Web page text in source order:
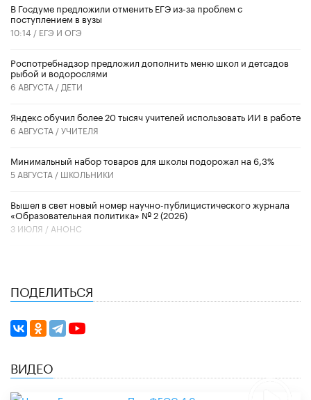
В Госдуме предложили отменить ЕГЭ из-за проблем с
поступлением в вузы
10:14 / ЕГЭ И ОГЭ
Роспотребнадзор предложил дополнить меню школ и детсадов
рыбой и водорослями
6 АВГУСТА / ДЕТИ
​Яндекс обучил более 20 тысяч учителей использовать ИИ в работе
6 АВГУСТА /УЧИТЕЛЯ
Минимальный набор товаров для школы подорожал на 6,3%
5 АВГУСТА / ШКОЛЬНИКИ
Вышел в свет новый номер научно-публицистического журнала
«Образовательная политика» № 2 (2026)
3 ИЮЛЯ / АНОНС
ПОДЕЛИТЬСЯ
ВИДЕО